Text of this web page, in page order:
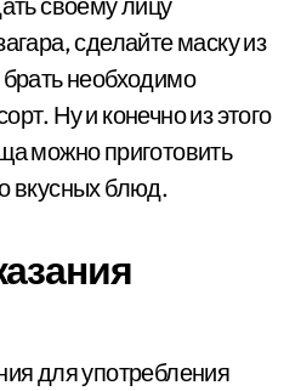
сделайте маску из
необходимо
Ну и конечно из этого
можно приготовить
вкусных блюд.
для употребления